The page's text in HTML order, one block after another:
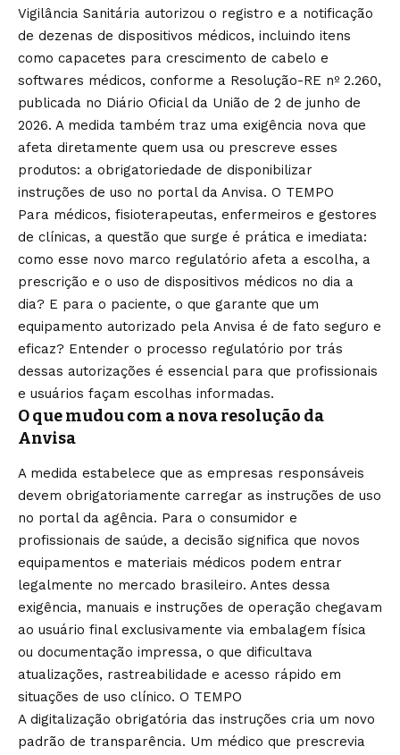
Vigilância Sanitária autorizou o registro e a notificação
de dezenas de dispositivos médicos, incluindo itens
como capacetes para crescimento de cabelo e
softwares médicos, conforme a Resolução-RE nº 2.260,
publicada no Diário Oficial da União de 2 de junho de
2026. A medida também traz uma exigência nova que
afeta diretamente quem usa ou prescreve esses
produtos: a obrigatoriedade de disponibilizar
instruções de uso no portal da Anvisa. O TEMPO
Para médicos, fisioterapeutas, enfermeiros e gestores
de clínicas, a questão que surge é prática e imediata:
como esse novo marco regulatório afeta a escolha, a
prescrição e o uso de dispositivos médicos no dia a
dia? E para o paciente, o que garante que um
equipamento autorizado pela Anvisa é de fato seguro e
eficaz? Entender o processo regulatório por trás
dessas autorizações é essencial para que profissionais
e usuários façam escolhas informadas.
O que mudou com a nova resolução da
Anvisa
A medida estabelece que as empresas responsáveis
devem obrigatoriamente carregar as instruções de uso
no portal da agência. Para o consumidor e
profissionais de saúde, a decisão significa que novos
equipamentos e materiais médicos podem entrar
legalmente no mercado brasileiro. Antes dessa
exigência, manuais e instruções de operação chegavam
ao usuário final exclusivamente via embalagem física
ou documentação impressa, o que dificultava
atualizações, rastreabilidade e acesso rápido em
situações de uso clínico. O TEMPO
A digitalização obrigatória das instruções cria um novo
padrão de transparência. Um médico que prescrevia